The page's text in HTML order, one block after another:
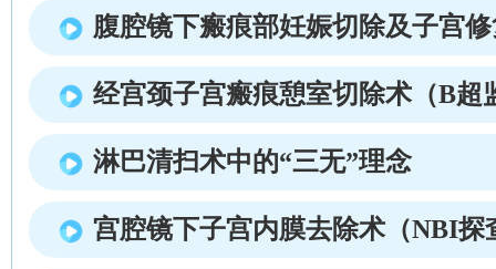
腹腔镜下瘢痕部妊娠切除及子宫
经宫颈子宫瘢痕憩室切除术（B超
淋巴清扫术中的“三无”理念
宫腔镜下子宫内膜去除术（NBI探